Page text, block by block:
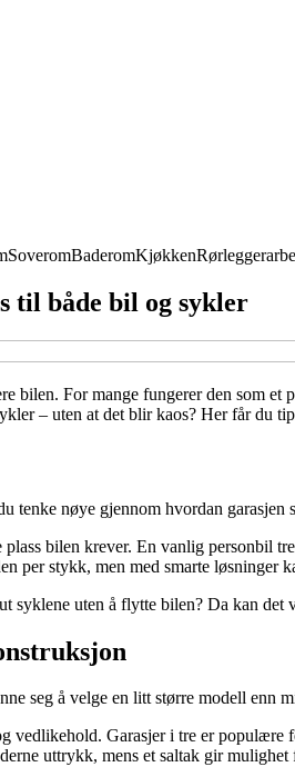
SoveromBaderomKjøkken
til både bil og sykler
bilen. For mange fungerer den som
– uten at det blir kaos? Her får du
tenke nøye gjennom hvordan
bilen krever. En vanlig personbil
per stykk, men med smarte løsninger
syklene uten å flytte bilen? Da kan
seg å velge en litt større modell
vedlikehold. Garasjer i tre er
uttrykk, mens et saltak gir